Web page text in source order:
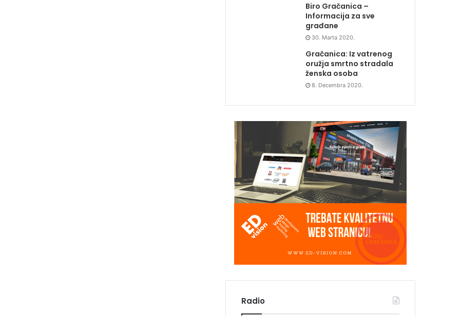
Biro Gračanica –
Informacija za sve
građane
30. Marta 2020.
Gračanica: Iz vatrenog
oružja smrtno stradala
ženska osoba
8. Decembra 2020.
Radio